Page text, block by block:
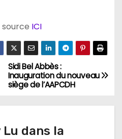
source ICI
Sidi Bel Abbès :
Inauguration du nouveau
siège de l’AAPCDH
Lu dans la